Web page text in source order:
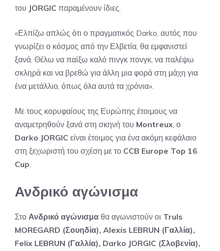
του JORGIC παραμένουν ίδιες.
«Ελπίζω απλώς ότι ο πραγματικός Darko, αυτός που
γνωρίζει ο κόσμος από την Ελβετία, θα εμφανιστεί
ξανά. Θέλω να παίξω καλό πινγκ πονγκ, να παλέψω
σκληρά και να βρεθώ για άλλη μια φορά στη μάχη για
ένα μετάλλιο, όπως όλα αυτά τα χρόνια».
Με τους κορυφαίους της Ευρώπης έτοιμους να
αναμετρηθούν ξανά στη σκηνή του Montreux, ο
Darko JORGIC είναι έτοιμος για ένα ακόμη κεφάλαιο
στη ξεχωριστή του σχέση με το CCB Europe Top 16
Cup.
Ανδρικό αγώνισμα
Στο Ανδρικό αγώνισμα θα αγωνιστούν οι Truls
MOREGARD (Σουηδία), Alexis LEBRUN (Γαλλία),
Felix LEBRUN (Γαλλία), Darko JORGIC (Σλοβενία),